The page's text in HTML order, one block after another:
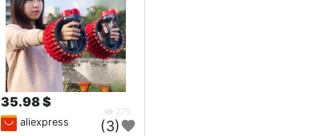
35.98 $
275
aliexpress (3)